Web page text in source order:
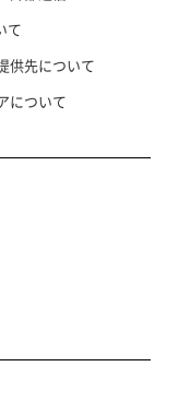
て
供先について
について